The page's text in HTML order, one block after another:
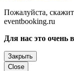
Пожалуйста,
eventbooking.ru
Для нас это очень
Закрыть
Close